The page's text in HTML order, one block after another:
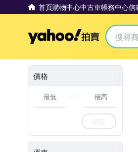
首頁購物中心中古車帳務中心信
Yahoo拍賣
價格
-
確定